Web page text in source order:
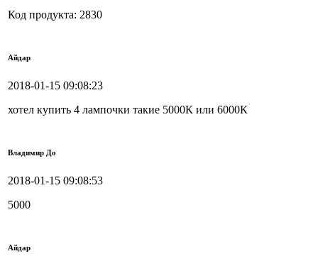
Код продукта: 2830
Айдар
2018-01-15 09:08:23
хотел купить 4 лампочки такие 5000К или 6000К
Владимир До
2018-01-15 09:08:53
5000
Айдар